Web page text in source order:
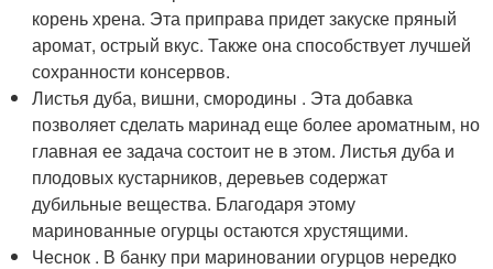
корень хрена. Эта приправа придет закуске пряный
аромат, острый вкус. Также она способствует лучшей
сохранности консервов.
Листья дуба, вишни, смородины . Эта добавка
позволяет сделать маринад еще более ароматным, но
главная ее задача состоит не в этом. Листья дуба и
плодовых кустарников, деревьев содержат
дубильные вещества. Благодаря этому
маринованные огурцы остаются хрустящими.
Чеснок . В банку при мариновании огурцов нередко